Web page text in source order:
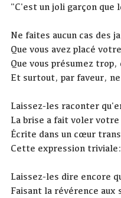
"C'est un joli garçon que
Ne faites aucun cas des
Que vous avez placé
Que vous présumez
Et surtout, par faveur, ne
Laissez-les raconter
La brise a fait voler
Écrite dans un cœur
Cette expression
Laissez-les dire encore
Faisant la révérence aux